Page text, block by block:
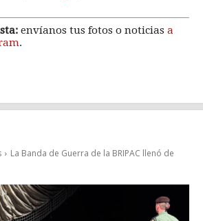
envíanos tus fotos o noticias a
.